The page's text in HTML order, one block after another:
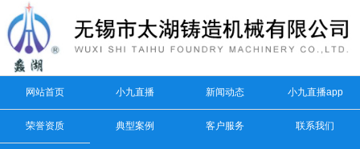
网站首页 小九直播 新闻动态 小九直播app
荣誉资质 典型案例 客户服务 联系我们